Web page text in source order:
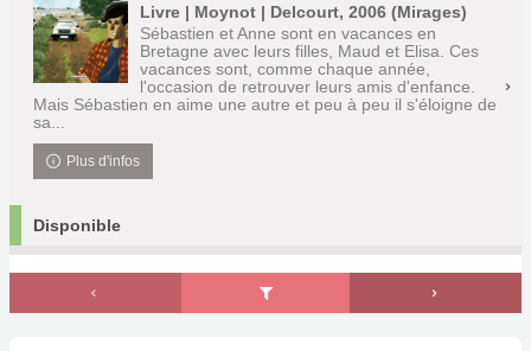
Livre | Moynot | Delcourt, 2006 (Mirages)
Sébastien et Anne sont en vacances en
Bretagne avec leurs filles, Maud et Elisa. Ces
vacances sont, comme chaque année,
l'occasion de retrouver leurs amis d'enfance.
Mais Sébastien en aime une autre et peu à peu il s'éloigne de
sa...
Plus d'infos
Disponible